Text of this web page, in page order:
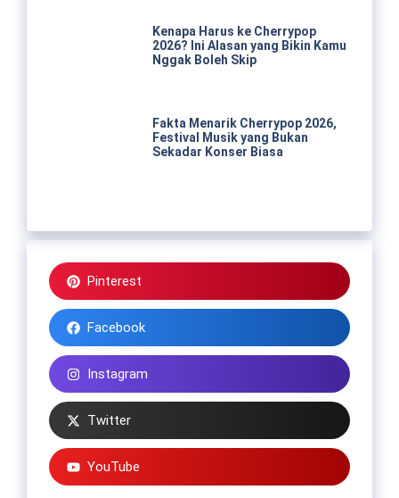
Kenapa Harus ke Cherrypop
2026? Ini Alasan yang Bikin Kamu
Nggak Boleh Skip
Fakta Menarik Cherrypop 2026,
Festival Musik yang Bukan
Sekadar Konser Biasa
Pinterest
Facebook
Instagram
Twitter
YouTube